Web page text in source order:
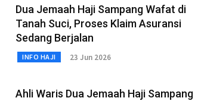
Dua Jemaah Haji Sampang Wafat di
Tanah Suci, Proses Klaim Asuransi
Sedang Berjalan
INFO HAJI 23 Jun 2026
Ahli Waris Dua Jemaah Haji Sampang